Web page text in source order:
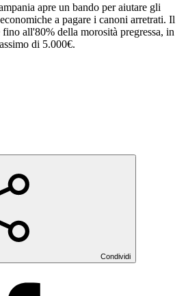
apre un bando per aiutare gli
a pagare i canoni arretrati. Il
all'80% della morosità pregressa, in
di 5.000€.
Condividi